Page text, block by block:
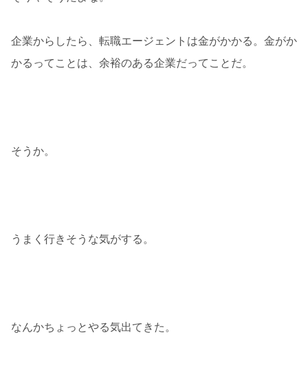
企業からしたら、転職エージェントは金がかかる。金がか
かるってことは、余裕のある企業だってことだ。
そうか。
うまく行きそうな気がする。
なんかちょっとやる気出てきた。